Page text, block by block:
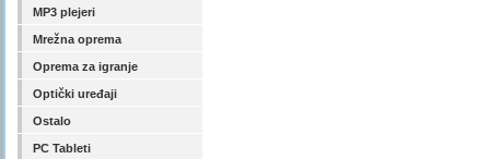
MP3 plejeri
Mrežna oprema
Oprema za igranje
Optički uređaji
Ostalo
PC Tableti